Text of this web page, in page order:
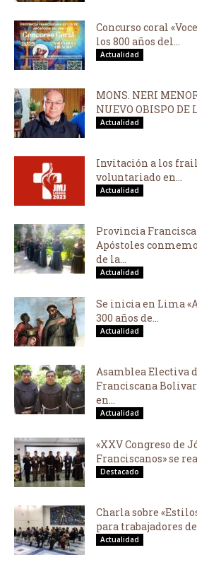
Concurso coral
los 800 años del...
Actualidad
MONS. NERI
NUEVO OBISPO DE
Actualidad
Invitación a los
voluntariado en...
Actualidad
Provincia
Apóstoles
de la...
Actualidad
Se inicia en Lima
300 años de...
Actualidad
Asamblea Electiva
Franciscana
en...
Actualidad
«XXV Congreso de
Franciscanos» se
Destacado
Charla sobre
para trabajadores
Actualidad